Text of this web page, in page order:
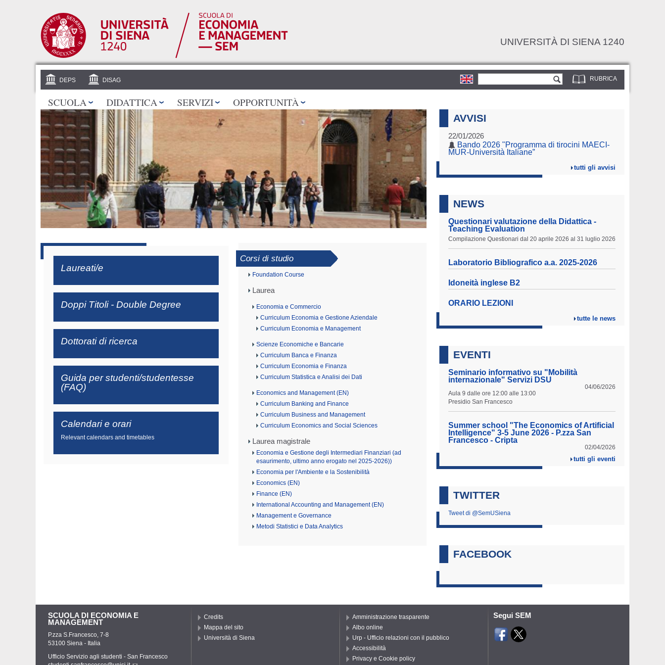
UNIVERSITÀ DI SIENA 1240
RUBRICA
Form di ricerca
DEPS DISAG
SCUOLA DIDATTICA SERVIZI OPPORTUNITÀ
Laureati/e
Doppi Titoli - Double Degree
Dottorati di ricerca
Guida per studenti/studentesse
(FAQ)
Calendari e orari
Relevant calendars and timetables
Corsi di studio
Foundation Course
Laurea
Economia e Commercio
Curriculum Economia e Gestione Aziendale
Curriculum Economia e Management
Scienze Economiche e Bancarie
Curriculum Banca e Finanza
Curriculum Economia e Finanza
Curriculum Statistica e Analisi dei Dati
Economics and Management (EN)
Curriculum Banking and Finance
Curriculum Business and Management
Curriculum Economics and Social Sciences
Laurea magistrale
Economia e Gestione degli Intermediari Finanziari (ad
esaurimento, ultimo anno erogato nel 2025-2026))
Economia per l'Ambiente e la Sostenibilità
Economics (EN)
Finance (EN)
International Accounting and Management (EN)
Management e Governance
Metodi Statistici e Data Analytics
AVVISI
22/01/2026
Bando 2026 "Programma di tirocini MAECI-
MUR-Università Italiane”
tutti gli avvisi
NEWS
Questionari valutazione della Didattica -
Teaching Evaluation
Compilazione Questionari dal 20 aprile 2026 al 31 luglio 2026
Laboratorio Bibliografico a.a. 2025-2026
Idoneità inglese B2
ORARIO LEZIONI
tutte le news
EVENTI
Seminario informativo su "Mobilità
internazionale" Servizi DSU
04/06/2026
Aula 9 dalle ore 12:00 alle 13:00
Presidio San Francesco
Summer school "The Economics of Artificial
Intelligence" 3-5 June 2026 - P.zza San
Francesco - Cripta
02/04/2026
tutti gli eventi
TWITTER
Tweet di @SemUSiena
FACEBOOK
SCUOLA DI ECONOMIA E
MANAGEMENT
P.zza S.Francesco, 7-8
53100 Siena - Italia
Ufficio Servizio agli studenti - San Francesco
Credits
Mappa del sito
Università di Siena
Amministrazione trasparente
Albo online
Urp - Ufficio relazioni con il pubblico
Accessibilità
Privacy e Cookie policy
Segui SEM